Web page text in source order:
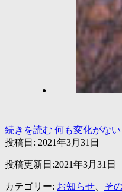
続きを読む 何も変化がな
投稿日: 2021年3月31日
投稿更新日:2021年3月31日
カテゴリー: お知らせ そ